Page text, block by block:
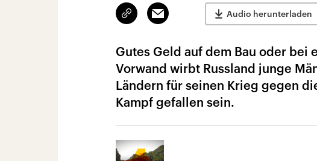
Link
kopieren/teilen
Email Audio herunterladen
Gutes Geld auf dem Bau oder
Vorwand wirbt Russland junge
Ländern für seinen Krieg gegen
Kampf gefallen sein.